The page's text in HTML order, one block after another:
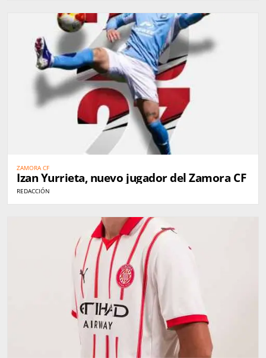
ZAMORA CF
Izan Yurrieta, nuevo jugador del Zamora CF
REDACCIÓN